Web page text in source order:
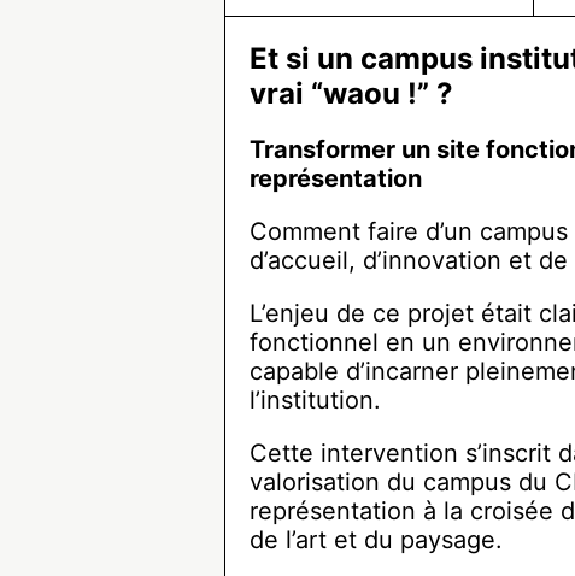
Et si un campus
vrai “waou !” ?
Transformer un site
représentation
Comment faire d’un
d’accueil, d’innovation et
L’enjeu de ce projet était
fonctionnel en un
capable d’incarner
l’institution.
Cette intervention s’inscrit
valorisation du campus du
représentation à la croisée
de l’art et du paysage.